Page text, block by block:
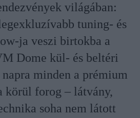
világában:
tuning- és
ja veszi birtokba a
Dome kül- és beltéri
minden a prémium
körül forog – látvány,
soha nem látott